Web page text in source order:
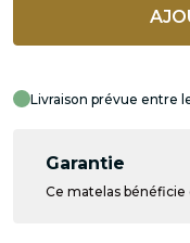
Livraison prévue entre
Garantie
Ce matelas bénéficie